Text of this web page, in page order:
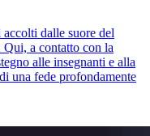
accolti dalle suore del
a contatto con la
alle insegnanti e alla
una fede profondamente